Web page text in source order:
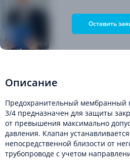
Оставить
Описание
Предохранительный мембранный
3/4 предназначен для защиты
от превышения максимально
давления. Клапан
непосредственной близости от
трубопроводе с учетом